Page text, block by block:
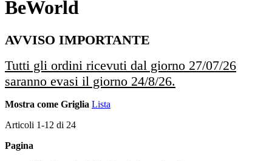
BeWorld
AVVISO IMPORTANTE
Tutti gli ordini ricevuti dal giorno 27/07/26
saranno evasi il giorno 24/8/26.
Mostra come Griglia Lista
Articoli 1-12 di 24
Pagina